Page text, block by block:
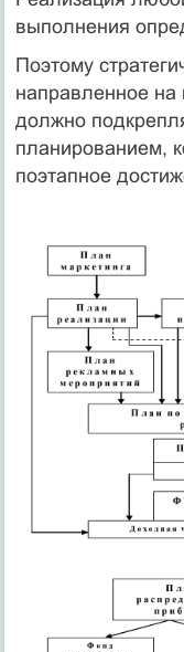
выполнения
Поэтому
направленное
должно
планированием,
поэтапное